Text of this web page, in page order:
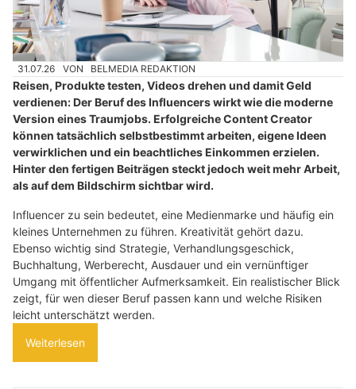
31.07.26 VON BELMEDIA REDAKTION
Reisen, Produkte testen, Videos drehen und damit Geld
verdienen: Der Beruf des Influencers wirkt wie die moderne
Version eines Traumjobs. Erfolgreiche Content Creator
können tatsächlich selbstbestimmt arbeiten, eigene Ideen
verwirklichen und ein beachtliches Einkommen erzielen.
Hinter den fertigen Beiträgen steckt jedoch weit mehr Arbeit,
als auf dem Bildschirm sichtbar wird.
Influencer zu sein bedeutet, eine Medienmarke und häufig ein
kleines Unternehmen zu führen. Kreativität gehört dazu.
Ebenso wichtig sind Strategie, Verhandlungsgeschick,
Buchhaltung, Werberecht, Ausdauer und ein vernünftiger
Umgang mit öffentlicher Aufmerksamkeit. Ein realistischer Blick
zeigt, für wen dieser Beruf passen kann und welche Risiken
leicht unterschätzt werden.
Weiterlesen